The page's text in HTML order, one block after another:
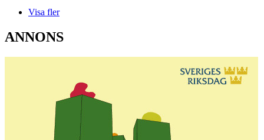
Visa fler
ANNONS